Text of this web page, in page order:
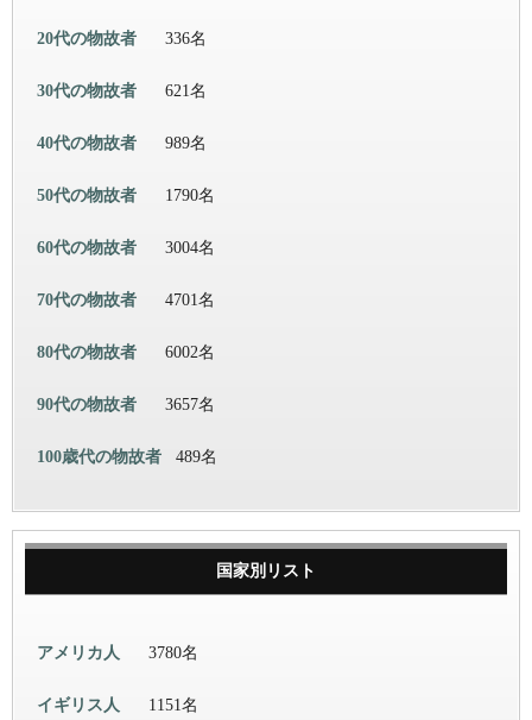
20代の物故者 336名
30代の物故者 621名
40代の物故者 989名
50代の物故者 1790名
60代の物故者 3004名
70代の物故者 4701名
80代の物故者 6002名
90代の物故者 3657名
100歳代の物故者 489名
国家別リスト
アメリカ人 3780名
イギリス人 1151名